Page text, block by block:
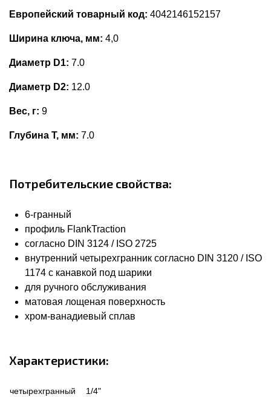
Европейский товарный код: 4042146152157
Ширина ключа, мм: 4,0
Диаметр D1: 7.0
Диаметр D2: 12.0
Вес, г: 9
Глубина Т, мм: 7.0
Потребительские свойства:
6-гранный
профиль FlankTraction
согласно DIN 3124 / ISO 2725
внутренний четырехгранник согласно DIN 3120 / ISO
1174 с канавкой под шарики
для ручного обслуживания
матовая лощеная поверхность
хром-ванадиевый сплав
Характеристики:
четырехгранный
1/4"